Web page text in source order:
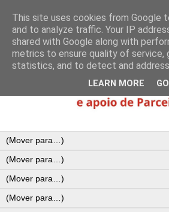
This site uses cookies from Google
and to analyze traffic. Your IP
shared with Google along with
metrics to ensure quality of service,
statistics, and to detect and
LEARN MORE